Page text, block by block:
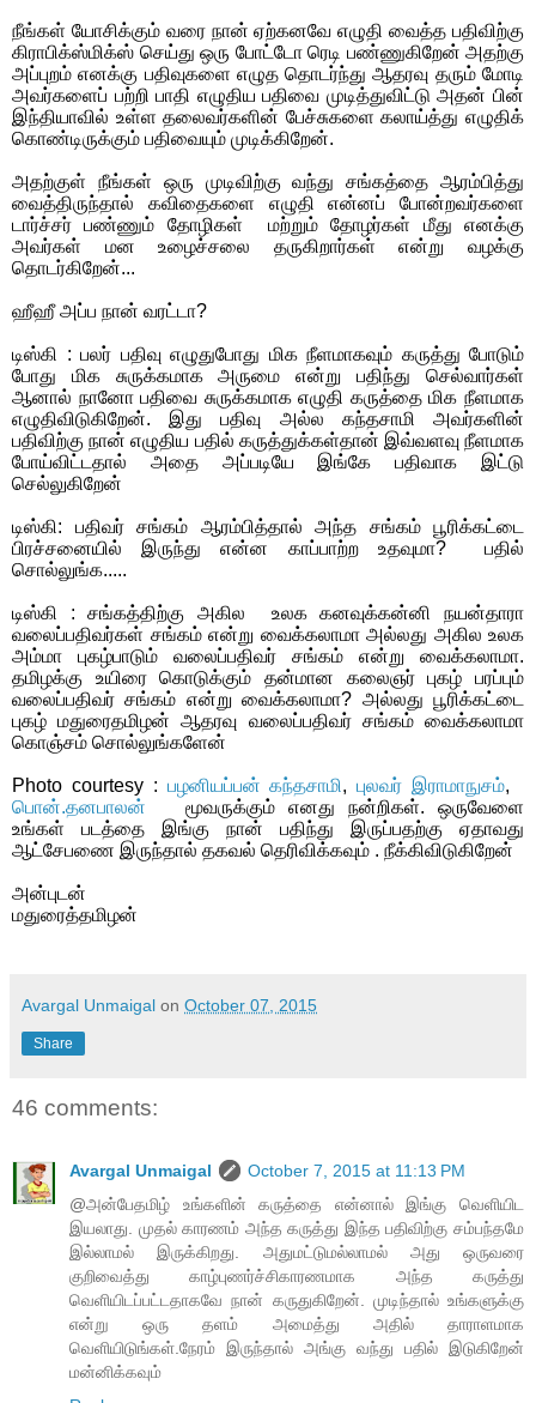
நீங்கள் யோசிக்கும் வரை நான் ஏற்கனவே எழுதி வைத்த பதிவிற்கு
கிராபிக்ஸ்மிக்ஸ் செய்து ஒரு போட்டோ ரெடி பண்ணுகிறேன் அதற்கு
அப்புறம் எனக்கு பதிவுகளை எழுத தொடர்ந்து ஆதரவு தரும் மோடி
அவர்களைப் பற்றி பாதி எழுதிய பதிவை முடித்துவிட்டு அதன் பின்
இந்தியாவில் உள்ள தலைவர்களின் பேச்சுகளை கலாய்த்து எழுதிக்
கொண்டிருக்கும் பதிவையும் முடிக்கிறேன்.
அதற்குள் நீங்கள் ஒரு முடிவிற்கு வந்து சங்கத்தை ஆரம்பித்து
வைத்திருந்தால் கவிதைகளை எழுதி என்னப் போன்றவர்களை
டார்ச்சர் பண்ணும் தோழிகள்
மற்றும் தோழர்கள் மீது எனக்கு
அவர்கள் மன உழைச்சலை தருகிறார்கள் என்று வழக்கு
தொடர்கிறேன்...
ஹீஹீ அப்ப நான் வரட்டா?
டிஸ்கி : பலர் பதிவு எழுதுபோது மிக நீளமாகவும் கருத்து போடும்
போது மிக சுருக்கமாக அருமை என்று பதிந்து செல்வார்கள்
ஆனால் நானோ பதிவை சுருக்கமாக எழுதி கருத்தை மிக நீளமாக
எழுதிவிடுகிறேன். இது பதிவு அல்ல கந்தசாமி அவர்களின்
பதிவிற்கு நான் எழுதிய பதில் கருத்துக்கள்தான் இவ்வளவு நீளமாக
போய்விட்டதால் அதை அப்படியே இங்கே பதிவாக இட்டு
செல்லுகிறேன்
டிஸ்கி: பதிவர் சங்கம் ஆரம்பித்தால் அந்த சங்கம் பூரிக்கட்டை
பிரச்சனையில் இருந்து என்ன காப்பாற்ற உதவுமா?
பதில்
சொல்லுங்க.....
டிஸ்கி : சங்கத்திற்கு அகில உலக கனவுக்கன்னி நயன்தாரா
வலைப்பதிவர்கள் சங்கம் என்று வைக்கலாமா அல்லது அகில உலக
அம்மா புகழ்பாடும் வலைப்பதிவர் சங்கம் என்று வைக்கலாமா.
தமிழக்கு உயிரை கொடுக்கும் தன்மான கலைஞர் புகழ் பரப்பும்
வலைப்பதிவர் சங்கம் என்று வைக்கலாமா? அல்லது பூரிக்கட்டை
புகழ் மதுரைதமிழன் ஆதரவு வலைப்பதிவர் சங்கம் வைக்கலாமா
கொஞ்சம் சொல்லுங்களேன்
Photo courtesy : பழனியப்பன் கந்தசாமி,புலவர் இராமாநுசம்,
பொன்.தனபாலன்
மூவருக்கும் எனது நன்றிகள். ஒருவேளை
உங்கள் படத்தை இங்கு நான் பதிந்து இருப்பதற்கு ஏதாவது
ஆட்சேபணை இருந்தால் தகவல் தெரிவிக்கவும் . நீக்கிவிடுகிறேன்
அன்புடன்
மதுரைத்தமிழன்
Avargal Unmaigal on October 07, 2015
Share
46 comments:
Avargal Unmaigal
October 7, 2015 at 11:13 PM
@அன்பேதமிழ் உங்களின் கருத்தை என்னால் இங்கு வெளியிட
இயலாது. முதல் காரணம் அந்த கருத்து இந்த பதிவிற்கு சம்பந்தமே
இல்லாமல் இருக்கிறது. அதுமட்டுமல்லாமல் அது ஒருவரை
குறிவைத்து காழ்புணர்ச்சிகாரணமாக அந்த கருத்து
வெளியிடப்பட்டதாகவே நான் கருதுகிறேன். முடிந்தால் உங்களுக்கு
என்று ஒரு தளம் அமைத்து அதில் தாராளமாக
வெளியிடுங்கள்.நேரம் இருந்தால் அங்கு வந்து பதில் இடுகிறேன்
மன்னிக்கவும்